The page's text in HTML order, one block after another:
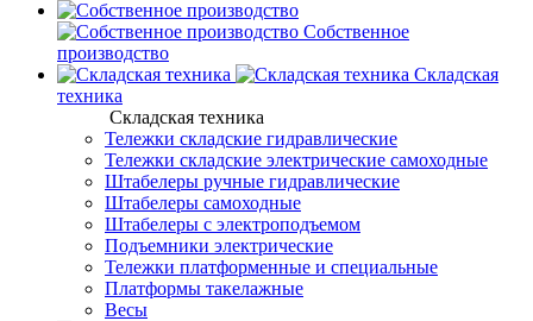
Собственное
производство
Складская
техника
Складская техника
Тележки складские гидравлические
Тележки складские электрические самоходные
Штабелеры ручные гидравлические
Штабелеры самоходные
Штабелеры с электроподъемом
Подъемники электрические
Тележки платформенные и специальные
Платформы такелажные
Весы